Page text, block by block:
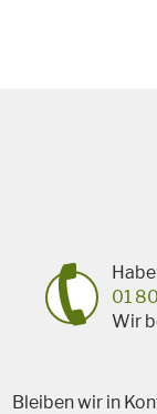
01
Wir
Bleiben wir in